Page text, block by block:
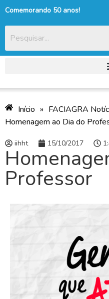
Comemorando 50 anos!
Início » FACIAGRA
Homenagem ao Dia do
iihht 15/10/2017
Professor